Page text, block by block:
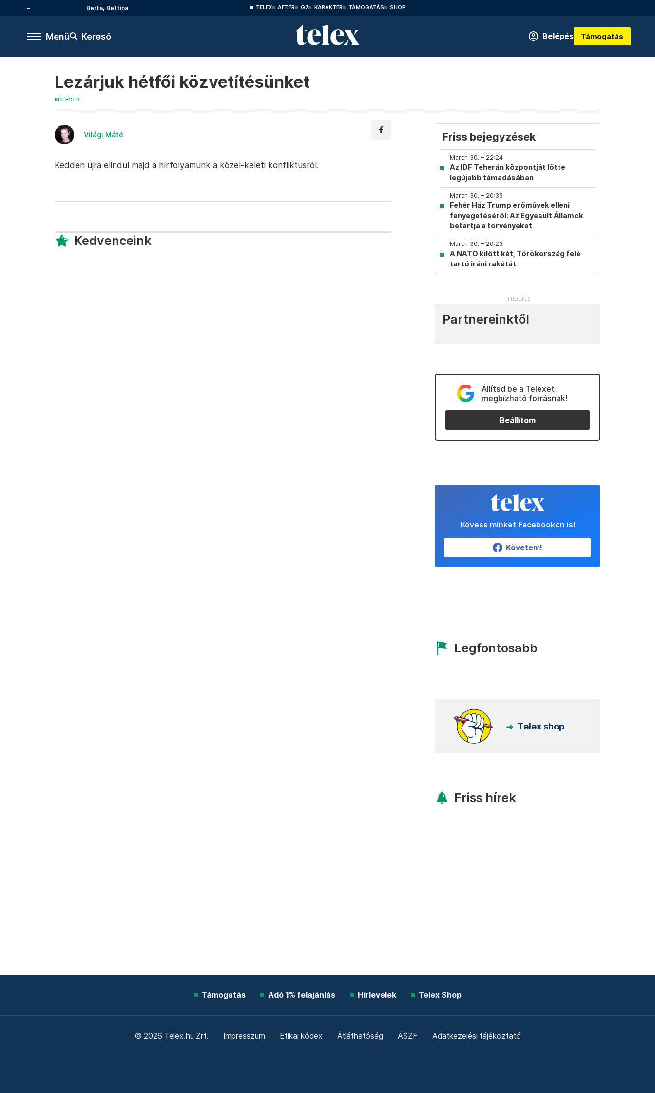
Berta, Bettina TELEX AFTER G7 KARAKTER TÁMOGATÁS SHOP
Menü Kereső Belépés Támogatás
Lezárjuk hétfői közvetítésünket
KÜLFÖLD
Világi Máté
Kedden újra elindul majd a hírfolyamunk a közel-keleti konfliktusról.
Kedvenceink
Friss bejegyzések
March 30. – 22:24
Az IDF Teherán központját lőtte
legújabb támadásában
March 30. – 20:35
Fehér Ház Trump erőművek elleni
fenyegetéséről: Az Egyesült Államok
betartja a törvényeket
March 30. – 20:23
A NATO kilőtt két, Törökország felé
tartó iráni rakétát
Partnereinktől
Állítsd be a Telexet
megbízható forrásnak!
Beállítom
Kövess minket Facebookon is!
Követem!
Legfontosabb
Telex shop
Friss hírek
Támogatás Adó 1% felajánlás Hírlevelek Telex Shop
© 2026 Telex.hu Zrt. Impresszum Etikai kódex Átláthatóság ÁSZF Adatkezelési tájékoztató